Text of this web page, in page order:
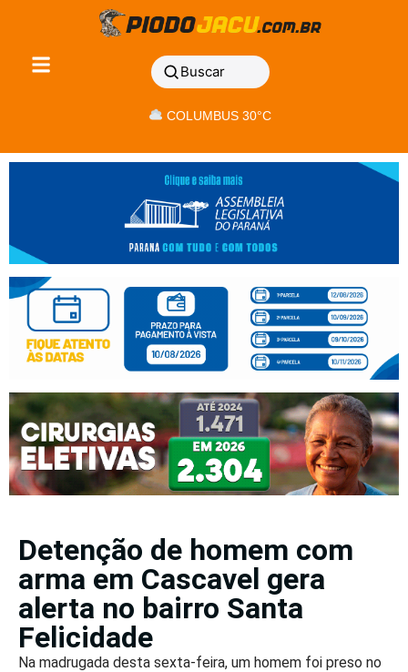
Buscar
COLUMBUS 30°C
Detenção de homem com
arma em Cascavel gera
alerta no bairro Santa
Felicidade
Na madrugada desta sexta-feira, um homem foi preso no